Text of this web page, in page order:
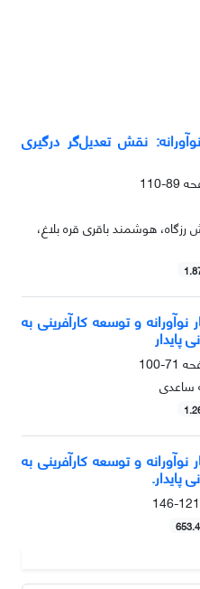
نقش تعدیل‌گر درگیری
89-110
هوشمند باقری قره بلاغ،
نوآورانه و توسعه کارآفرینی به
71-100
ساعدی
نوآورانه و توسعه کارآفرینی به
پایدار.
121-146